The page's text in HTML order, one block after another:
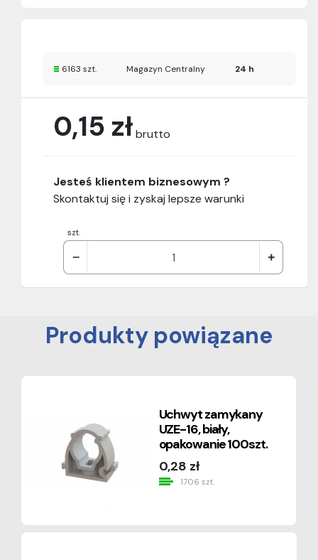
0,15 złbrutto
szt.
Jesteś klientem biznesowym ?
Skontaktuj się i zyskaj lepsze warunki
6163 szt. Magazyn Centralny 24 h
Produkty powiązane
Uchwyt zamykany
UZE-16, biały,
opakowanie 100szt.
1706 szt.
0,28 zł